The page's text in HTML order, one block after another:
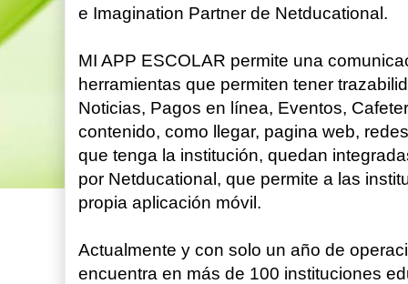
e Imagination Partner de Netducational.
MI APP ESCOLAR permite una
herramientas que permiten tener
Noticias, Pagos en línea, Eventos,
contenido, como llegar, pagina web,
que tenga la institución, quedan
por Netducational, que permite a las
propia aplicación móvil.
Actualmente y con solo un año de
encuentra en más de 100 instituciones